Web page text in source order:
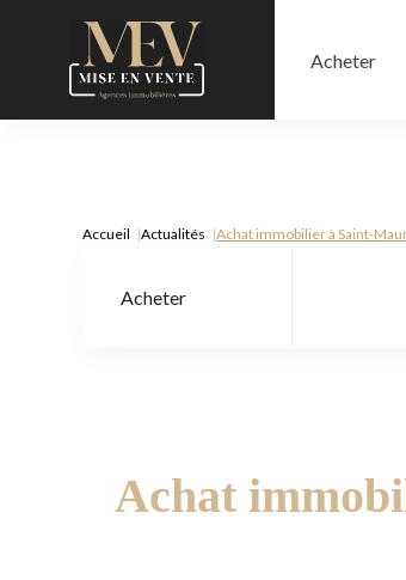
Acheter
Accueil Actualités Achat immobilier à Saint-
Acheter
Achat